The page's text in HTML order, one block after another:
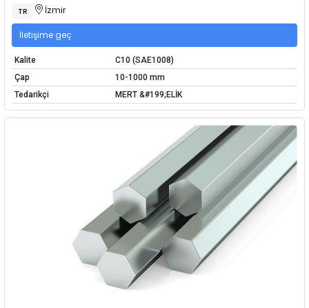
TR İzmir
İletişime geç
Kalite
C10 (SAE1008)
Çap
10-1000 mm
Tedarikçi
MERT &#199;ELİK